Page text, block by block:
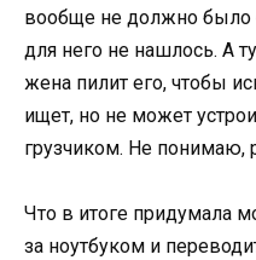
вообще не должно было
для него не нашлось. А
жена пилит его, чтобы
ищет, но не может
грузчиком. Не понимаю,
Что в итоге придумала
за ноутбуком и